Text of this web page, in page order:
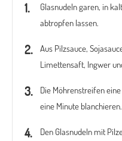
Glasnudeln garen, in
abtropfen lassen.
Aus Pilzsauce,
Limettensaft, Ingwer
Die Möhrenstreifen
eine Minute blanchieren.
Den Glasnudeln mit